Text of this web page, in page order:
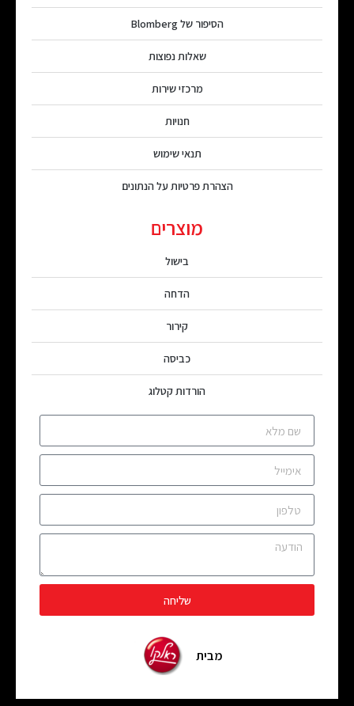
הסיפור של Blomberg
שאלות נפוצות
מרכזי שירות
חנויות
תנאי שימוש
הצהרת פרטיות על הנתונים
מוצרים
בישול
הדחה
קירור
כביסה
הורדות קטלוג
שליחה
מבית